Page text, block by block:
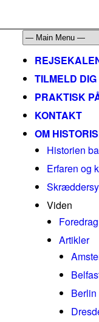
TILMELD
PRAKTISK
KONTAKT
OM
Historien
Erfaren og
Viden
Foredrag
Artikler
Berlin